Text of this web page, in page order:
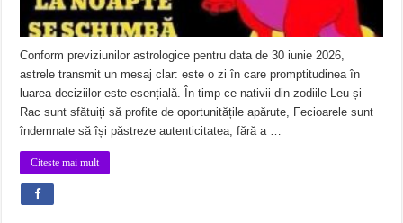
Conform previziunilor astrologice pentru data de 30 iunie 2026,
astrele transmit un mesaj clar: este o zi în care promptitudinea în
luarea deciziilor este esențială. În timp ce nativii din zodiile Leu și
Rac sunt sfătuiți să profite de oportunitățile apărute, Fecioarele sunt
îndemnate să își păstreze autenticitatea, fără a …
Citeste mai mult